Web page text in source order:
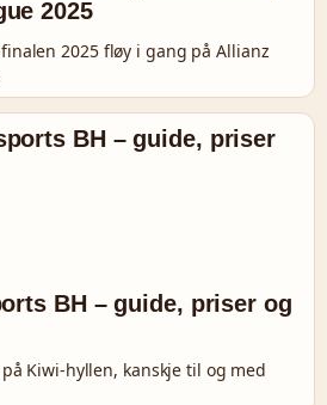
2025
2025 fløy i gang på Allianz
BH – guide, priser og
Kiwi-hyllen, kanskje til og med